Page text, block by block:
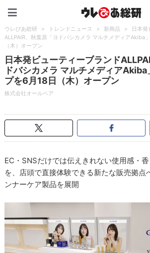
ウレぴあ総研 > トレンドニュース > 新商品 >
日本発
ALLPAIR、秋葉原「ヨドバシカメラ マルチメディアAkiba
（木）オープン
日本発ビューティーブランド
ドバシカメラ マルチメディアAkiba
プを6月18日（木）オープン
株式会社オールペア
EC・SNSだけでは伝えきれない使用感・
を、店頭で直接体験できる新たな販売拠点
ンナーケア製品を展開